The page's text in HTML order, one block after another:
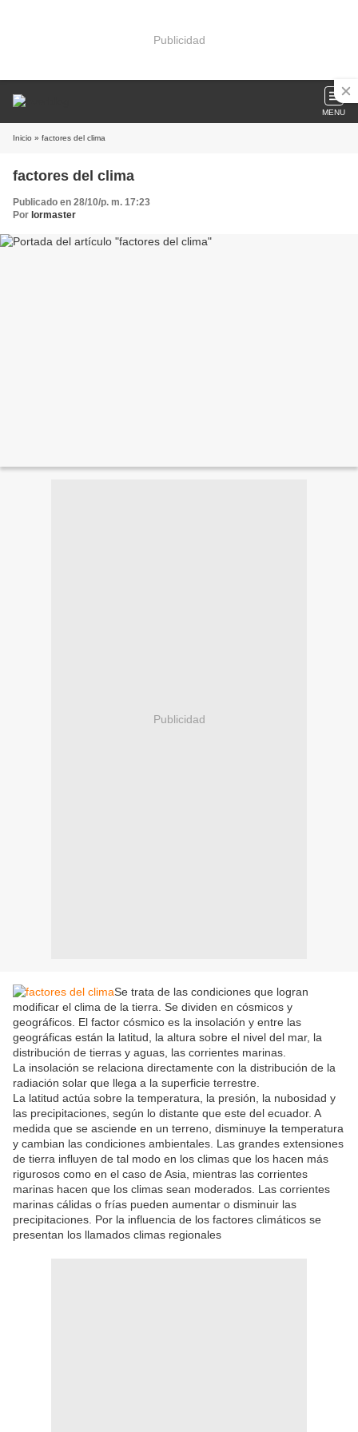
Publicidad
MENU
Inicio » factores del clima
factores del clima
Publicado en 28/10/p. m. 17:23
Por lormaster
Publicidad
Se trata de las condiciones que logran
modificar el clima de la tierra. Se dividen en cósmicos y
geográficos. El factor cósmico es la insolación y entre las
geográficas están la latitud, la altura sobre el nivel del mar, la
distribución de tierras y aguas, las corrientes marinas.
La insolación se relaciona directamente con la distribución de la
radiación solar que llega a la superficie terrestre.
La latitud actúa sobre la temperatura, la presión, la nubosidad y
las precipitaciones, según lo distante que este del ecuador. A
medida que se asciende en un terreno, disminuye la temperatura
y cambian las condiciones ambientales. Las grandes extensiones
de tierra influyen de tal modo en los climas que los hacen más
rigurosos como en el caso de Asia, mientras las corrientes
marinas hacen que los climas sean moderados. Las corrientes
marinas cálidas o frías pueden aumentar o disminuir las
precipitaciones. Por la influencia de los factores climáticos se
presentan los llamados climas regionales